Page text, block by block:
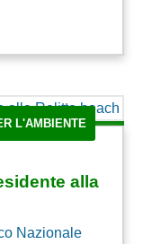
L'AMBIENTE
alla
Nazionale